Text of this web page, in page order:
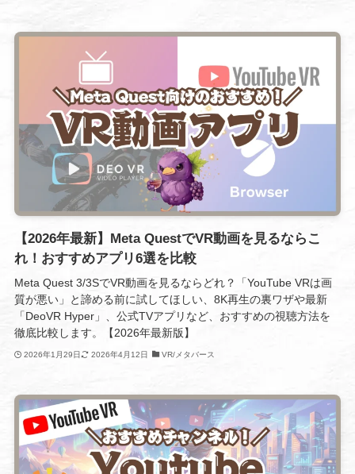
【2026年最新】Meta QuestでVR動画を見るならこ
れ！おすすめアプリ6選を比較
Meta Quest 3/3SでVR動画を見るならどれ？「YouTube VRは画
質が悪い」と諦める前に試してほしい、8K再生の裏ワザや最新
「DeoVR Hyper」、公式TVアプリなど、おすすめの視聴方法を
徹底比較します。【2026年最新版】
2026年1月29日 2026年4月12日 VR/メタバース